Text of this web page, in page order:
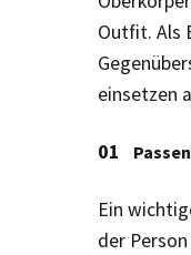
Outfit. Als
einsetzen
Ein
der